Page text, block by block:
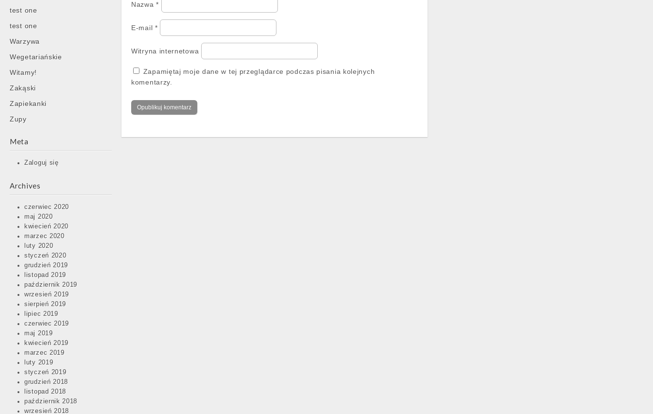
test one
test one
Warzywa
Wegetariańskie
Witamy!
Zakąski
Zapiekanki
Zupy
Meta
Zaloguj się
Archives
czerwiec 2020
maj 2020
kwiecień 2020
marzec 2020
luty 2020
styczeń 2020
grudzień 2019
listopad 2019
październik 2019
wrzesień 2019
sierpień 2019
lipiec 2019
czerwiec 2019
maj 2019
kwiecień 2019
marzec 2019
luty 2019
styczeń 2019
grudzień 2018
listopad 2018
październik 2018
wrzesień 2018
Nazwa*
E-mail *
Witryna internetowa
Zapamiętaj moje dane w tej przeglądarce podczas pisania kolejnych
komentarzy.